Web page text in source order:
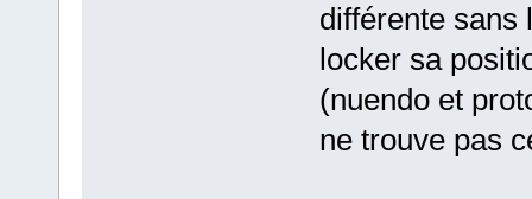
différente sans
locker sa
(nuendo et
ne trouve pas